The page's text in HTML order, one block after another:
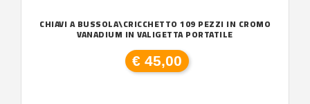
CHIAVI A BUSSOLA\CRICCHETTO 109 PEZZI IN CROMO
VANADIUM IN VALIGETTA PORTATILE
€ 45,00